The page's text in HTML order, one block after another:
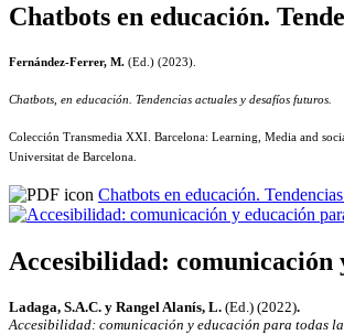
Chatbots en educación.
Fernández-Ferrer, M. (Ed.) (2023).
Chatbots, en educación. Tendencias actuales y desafíos futuros.
Colección Transmedia XXI. Barcelona: Learning, Media and
Universitat de Barcelona.
Chatbots en educación.
Accesibilidad: comunicación
Ladaga, S.A.C. y Rangel Alanís, L. (Ed.) (2022).
Accesibilidad: comunicación y educación para todas